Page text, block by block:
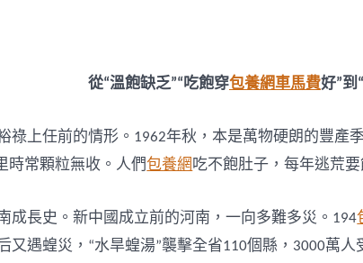
從“溫飽缺乏”“吃飽穿包養網車馬費好”到
祿上任前的情形。1962年秋，本是萬物硬朗的豐
時常顆粒無收。人們包養網吃不飽肚子，每年逃荒要
成長史。新中國成立前的河南，一向多難多災。194
遇蝗災，“水旱蝗湯”襲擊全省110個縣，3000萬人